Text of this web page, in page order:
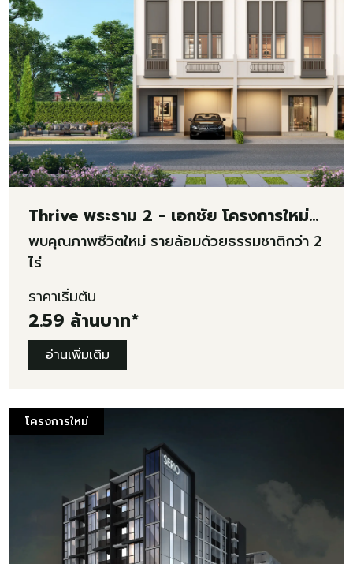
Thrive พระราม 2 - เอกชัย โครงการใหม่
ทาวน์โฮมหรู สังคมส่วนตัว | วิสวัน แอสเซท
พบคุณภาพชีวิตใหม่ รายล้อมด้วยธรรมชาติกว่า 2
ไร่
ราคาเริ่มต้น
2.59 ล้านบาท*
อ่านเพิ่มเติม
โครงการใหม่